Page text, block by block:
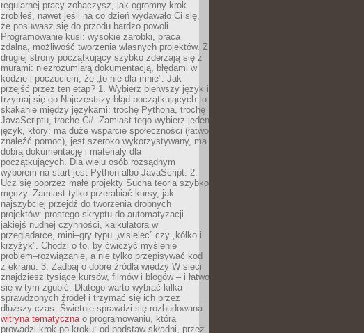
regularnej pracy zobaczysz, jak ogromny krok
zrobiłeś, nawet jeśli na co dzień wydawało Ci się,
że posuwasz się do przodu bardzo powoli.
Programowanie kusi: wysokie zarobki, praca
zdalna, możliwość tworzenia własnych projektów. Z
drugiej strony początkujący szybko zderzają się z
murami: niezrozumiałą dokumentacją, błędami w
kodzie i poczuciem, że „to nie dla mnie”. Jak
przejść przez ten etap? 1. Wybierz pierwszy język i
trzymaj się go Najczęstszy błąd początkujących to
skakanie między językami: trochę Pythona, trochę
JavaScriptu, trochę C#. Zamiast tego wybierz jeden
język, który: ma duże wsparcie społeczności (łatwo
znaleźć pomoc), jest szeroko wykorzystywany, ma
dobrą dokumentację i materiały dla
początkujących. Dla wielu osób rozsądnym
wyborem na start jest Python albo JavaScript. 2.
Ucz się poprzez małe projekty Sucha teoria szybko
męczy. Zamiast tylko przerabiać kursy, jak
najszybciej przejdź do tworzenia drobnych
projektów: prostego skryptu do automatyzacji
jakiejś nudnej czynności, kalkulatora w
przeglądarce, mini–gry typu „wisielec” czy „kółko i
krzyżyk”. Chodzi o to, by ćwiczyć myślenie
problem–rozwiązanie, a nie tylko przepisywać kod
z ekranu. 3. Zadbaj o dobre źródła wiedzy W sieci
znajdziesz tysiące kursów, filmów i blogów – i łatwo
się w tym zgubić. Dlatego warto wybrać kilka
sprawdzonych źródeł i trzymać się ich przez
dłuższy czas. Świetnie sprawdzi się rozbudowana
witryna tematycznao programowaniu, która
prowadzi krok po kroku: od podstaw składni, przez